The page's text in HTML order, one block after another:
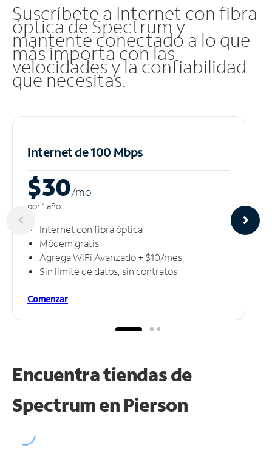
Suscríbete a Internet con fibra
óptica de Spectrum y
mantente conectado a lo que
más importa con las
velocidades y la confiabilidad
que necesitas.
Internet de 100 Mbps
$30/mo
por 1 año
Internet con fibra óptica
Módem gratis
Agrega WiFi Avanzado + $10/mes
Sin límite de datos, sin contratos
Comenzar
Encuentra tiendas de
Spectrum en Pierson